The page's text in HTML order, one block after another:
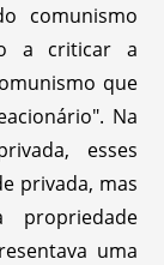
comunismo
a criticar a
que
Na
esses
privada, mas
propriedade
uma